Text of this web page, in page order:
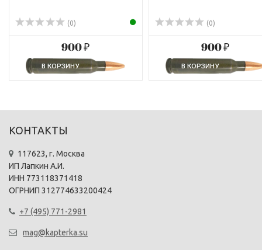
(0)
900 ₽
(0)
900 ₽
КОНТАКТЫ
117623, г. Москва
ИП Лапкин А.И.
ИНН 773118371418
ОГРНИП 312774633200424
+7 (495) 771-2981
mag@kapterka.su